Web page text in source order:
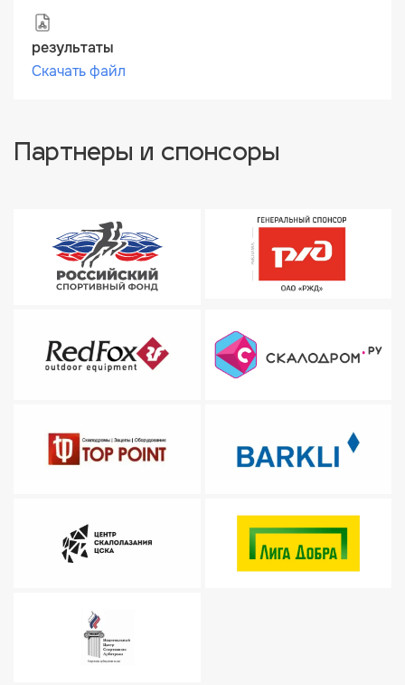
результаты
Скачать файл
Партнеры и спонсоры